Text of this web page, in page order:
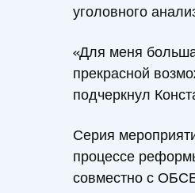
уголовного
«Для меня
прекрасной
подчеркнул
Серия
процессе
совместно с